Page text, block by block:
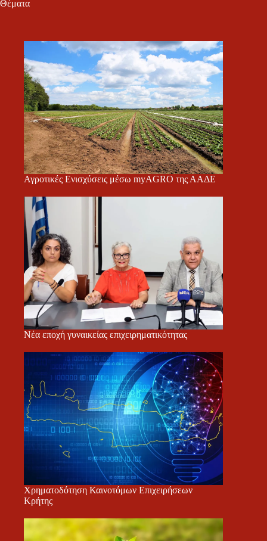
Θέματα
Αγροτικές Ενισχύσεις μέσω myAGRO της ΑΑΔΕ
Νέα εποχή γυναικείας επιχειρηματικότητας
Χρηματοδότηση Καινοτόμων Επιχειρήσεων
Κρήτης